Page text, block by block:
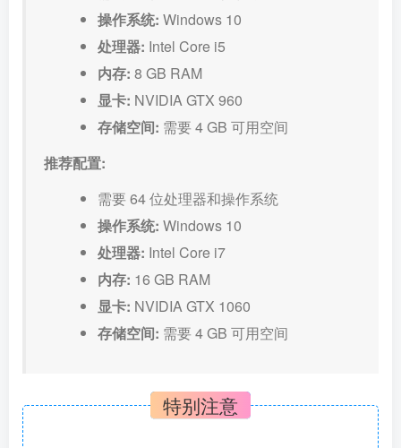
操作系统: Windows 10
处理器: Intel Core i5
内存: 8 GB RAM
显卡: NVIDIA GTX 960
存储空间: 需要 4 GB 可用空间
推荐配置:
需要 64 位处理器和操作系统
操作系统: Windows 10
处理器: Intel Core i7
内存: 16 GB RAM
显卡: NVIDIA GTX 1060
存储空间: 需要 4 GB 可用空间
特别注意